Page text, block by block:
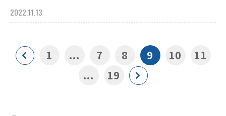
2022.11.13
1 ... 7 8 9 10
11
...
19